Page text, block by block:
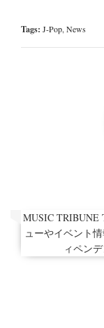
Tags: J-Pop,News
MUSIC TRIBUNE
ューやイベント
ィペン